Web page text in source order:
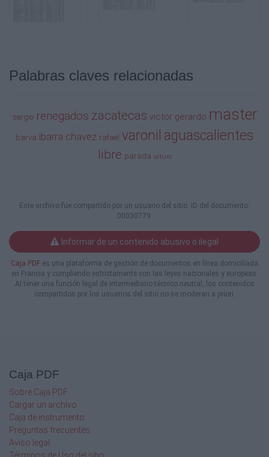
AGUASCALIENTES
05/08/1980
MASTER 30 VARONIL
SERGIO IBARRA
05/03/1983
MASTER 30 VARONIL
27/03/1975
MASTER 30 VARONIL
Palabras claves relacionadas
sergio renegados zacatecas victor gerardo master
barva ibarra chavez rafael varonil aguascalientes
libre parada arturo
Este archivo fue compartido por un usuario del sitio. ID del documento:
00030779.
Informar de un contenido abusivo o ilegal
Caja PDF es una plataforma de gestión de documentos en línea domiciliada
en Francia y cumpliendo estrictamente con las leyes nacionales y europeas.
Al tener una función legal de intermediario técnico neutral, los contenidos
compartidos por los usuarios del sitio no se moderan a priori.
Caja PDF
Sobre Caja PDF
Cargar un archivo
Caja de instrumento
Preguntas frecuentes
Aviso legal
Términos de Uso del sitio